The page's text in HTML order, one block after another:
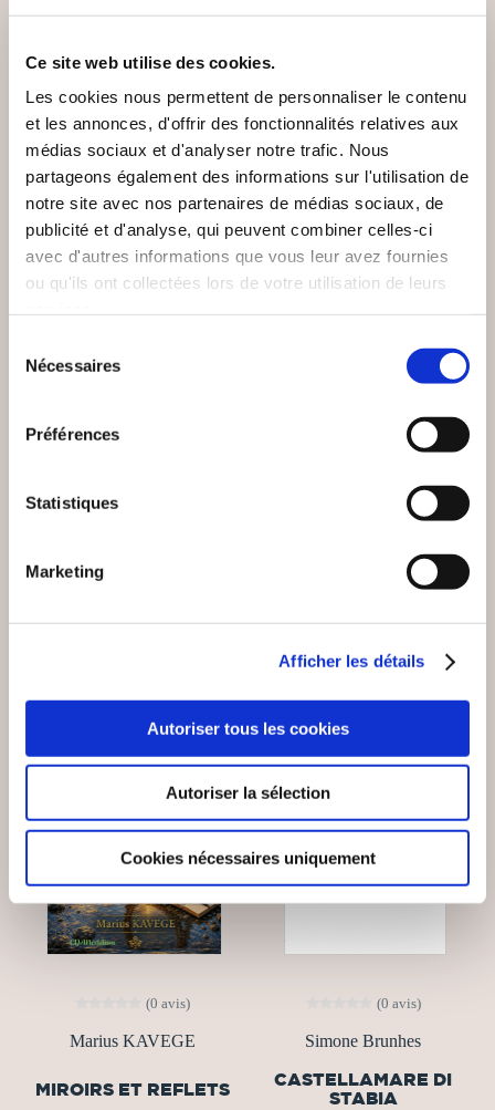
Ce site web utilise des cookies.
Les cookies nous permettent de personnaliser le contenu
et les annonces, d'offrir des fonctionnalités relatives aux
médias sociaux et d'analyser notre trafic. Nous
partageons également des informations sur l'utilisation de
notre site avec nos partenaires de médias sociaux, de
publicité et d'analyse, qui peuvent combiner celles-ci
avec d'autres informations que vous leur avez fournies
ou qu'ils ont collectées lors de votre utilisation de leurs
Nécessaires
Préférences
Statistiques
Marketing
Afficher les détails
Autoriser tous les cookies
Autoriser la sélection
Cookies nécessaires uniquement
...AUTRES PASSAGES
Simon-Adjid Pesenti
AD APOLOGUM
NEW
(0 avis)
Marius KAVEGE
MIROIRS ET REFLETS
(0 avis)
Simone Brunhes
CASTELLAMARE DI
STABIA